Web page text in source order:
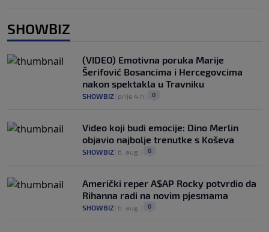
SHOWBIZ
(VIDEO) Emotivna poruka Marije
Šerifović Bosancima i Hercegovcima
nakon spektakla u Travniku
SHOWBIZ prije 4 h 0
Video koji budi emocije: Dino Merlin
objavio najbolje trenutke s Koševa
SHOWBIZ 6. aug. 0
Američki reper A$AP Rocky potvrdio da
Rihanna radi na novim pjesmama
SHOWBIZ 6. aug. 0